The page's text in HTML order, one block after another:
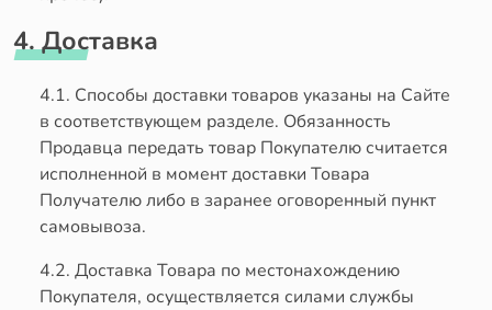
4. Доставка
4.1. Способы доставки товаров указаны на Сайте
в соответствующем разделе. Обязанность
Продавца передать товар Покупателю считается
исполненной в момент доставки Товара
Получателю либо в заранее оговоренный пункт
самовывоза.
4.2. Доставка Товара по местонахождению
Покупателя, осуществляется силами службы